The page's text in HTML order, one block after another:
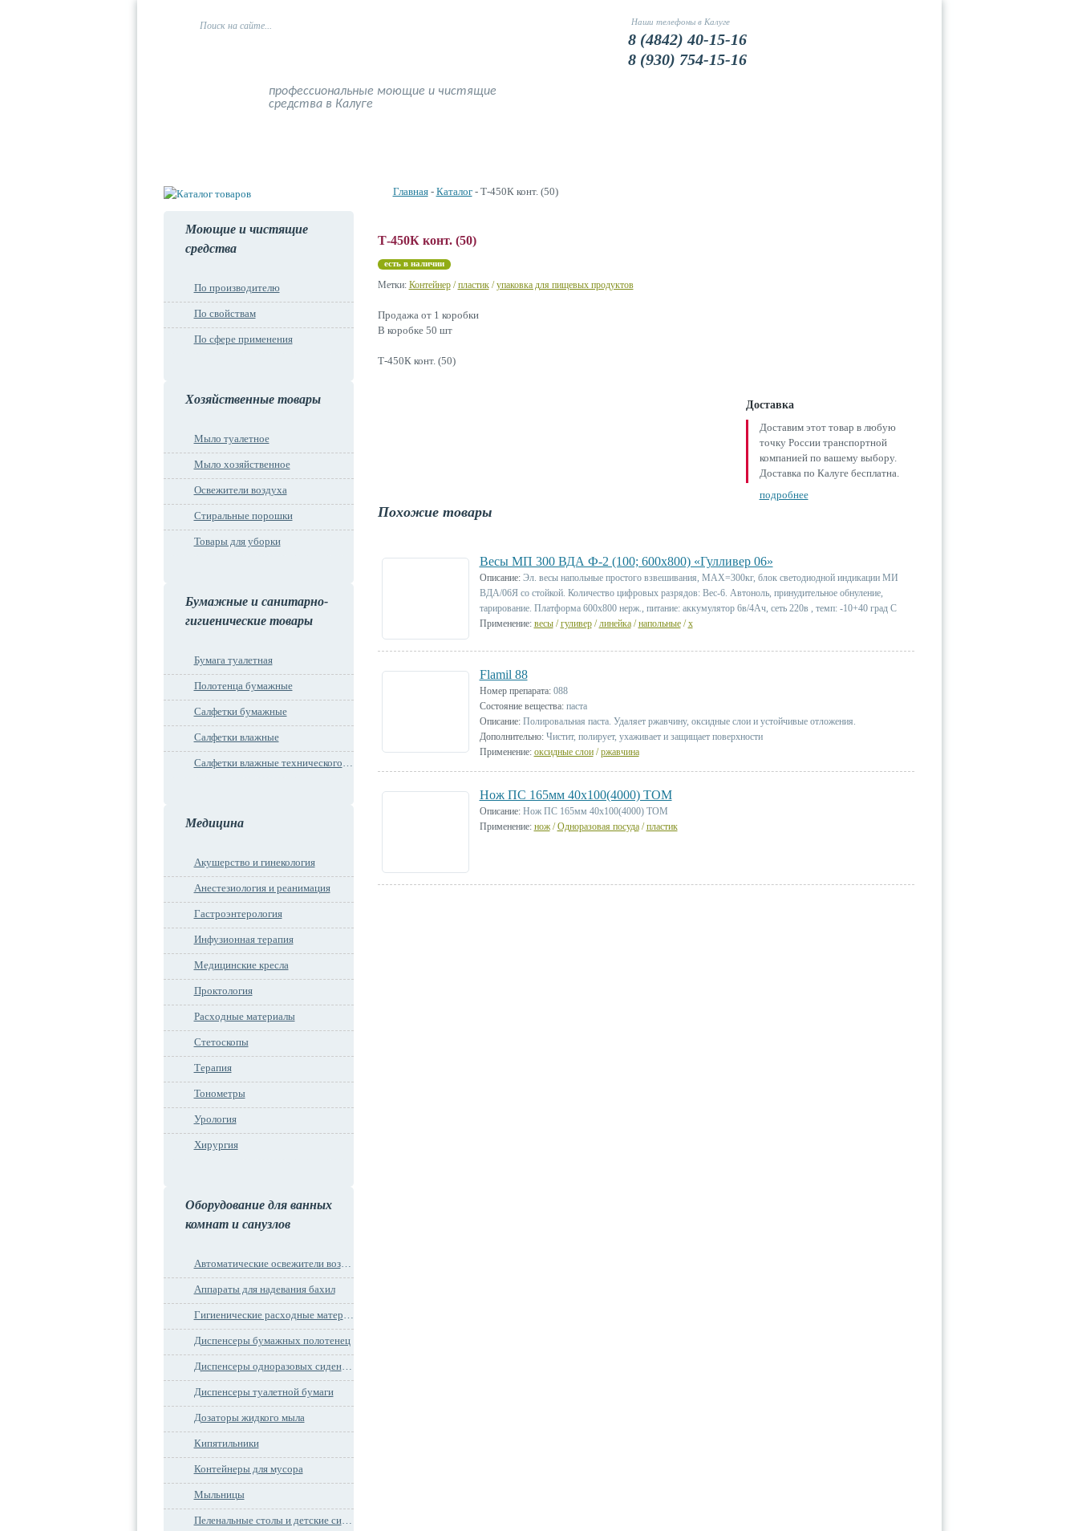
профессиональные моющие и чистящие
средства в Калуге
Наши телефоны в Калуге
8 (4842) 40-15-16
8 (930) 754-15-16
Моющие и чистящие
средства
По производителю
По свойствам
По сфере применения
Хозяйственные товары
Мыло туалетное
Мыло хозяйственное
Освежители воздуха
Стиральные порошки
Товары для уборки
Бумажные и санитарно-
гигиенические товары
Бумага туалетная
Полотенца бумажные
Салфетки бумажные
Салфетки влажные
Салфетки влажные технического назначения
Медицина
Акушерство и гинекология
Анестезиология и реанимация
Гастроэнтерология
Инфузионная терапия
Медицинские кресла
Проктология
Расходные материалы
Стетоскопы
Терапия
Тонометры
Урология
Хирургия
Оборудование для ванных
комнат и санузлов
Автоматические освежители воздуха
Аппараты для надевания бахил
Гигиенические расходные материалы
Диспенсеры бумажных полотенец
Диспенсеры одноразовых сидений на унитаз
Диспенсеры туалетной бумаги
Дозаторы жидкого мыла
Кипятильники
Контейнеры для мусора
Мыльницы
Пеленальные столы и детские сидения
Главная- Каталог- Т-450К конт. (50)
Т-450К конт. (50)
есть в наличии
Доставка
Доставим этот товар в любую
точку России транспортной
компанией по вашему выбору.
Доставка по Калуге бесплатна.
подробнее
Метки: Контейнер/пластик/упаковка для пищевых продуктов
Продажа от 1 коробки
В коробке 50 шт
Т-450К конт. (50)
Похожие товары
Весы МП 300 ВДА Ф-2 (100; 600х800) «Гулливер 06»
Описание:Эл. весы напольные простого взвешивания, МАХ=300кг, блок светодиодной индикации МИ
ВДА/06Я со стойкой. Количество цифровых разрядов: Вес-6. Автоноль, принудительное обнуление,
тарирование. Платформа 600х800 нерж., питание: аккумулятор 6в/4Ач, сеть 220в , темп: -10+40 град С
Применение: весы/гуливер/линейка/напольные/х
Flamil 88
Номер препарата:088
Состояние вещества:паста
Описание:Полировальная паста. Удаляет ржавчину, оксидные слои и устойчивые отложения.
Дополнительно:Чистит, полирует, ухаживает и защищает поверхности
Применение: оксидные слои/ржавчина
Нож ПС 165мм 40х100(4000) ТОМ
Описание:Нож ПС 165мм 40х100(4000) ТОМ
Применение: нож/Одноразовая посуда/пластик